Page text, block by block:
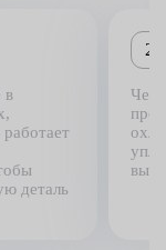
в
деталь
2